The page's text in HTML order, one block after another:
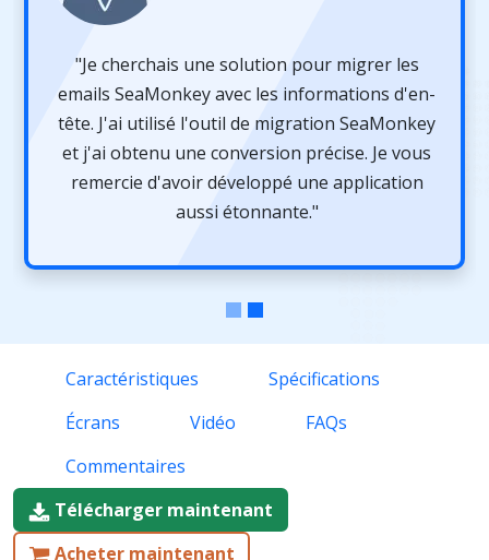
"Je cherchais une solution pour migrer les
emails SeaMonkey avec les informations d'en-
tête. J'ai utilisé l'outil de migration SeaMonkey
et j'ai obtenu une conversion précise. Je vous
remercie d'avoir développé une application
aussi étonnante."
Caractéristiques
Spécifications
Écrans
Vidéo
FAQs
Commentaires
Télécharger maintenant
Acheter maintenant